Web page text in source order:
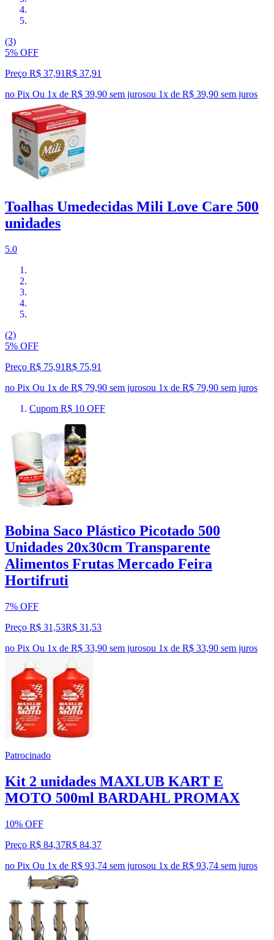
(3)
5% OFF
Preço R$ 37,91R$ 37,91
no Pix Ou 1x de R$ 39,90 sem jurosou 1x de R$ 39,90 sem juros
Toalhas Umedecidas Mili Love Care 500
unidades
5.0
(2)
5% OFF
Preço R$ 75,91R$ 75,91
no Pix Ou 1x de R$ 79,90 sem jurosou 1x de R$ 79,90 sem juros
Cupom R$ 10 OFF
Bobina Saco Plástico Picotado 500
Unidades 20x30cm Transparente
Alimentos Frutas Mercado Feira
Hortifruti
7% OFF
Preço R$ 31,53R$ 31 ,53
no Pix Ou 1x de R$ 33,90 sem jurosou 1x de R$ 33,90 sem juros
Patrocinado
Kit 2 unidades MAXLUB KART E
MOTO 500ml BARDAHL PROMAX
10% OFF
Preço R$ 84,37R$ 84,37
no Pix Ou 1x de R$ 93,74 sem jurosou 1x de R$ 93,74 sem juros